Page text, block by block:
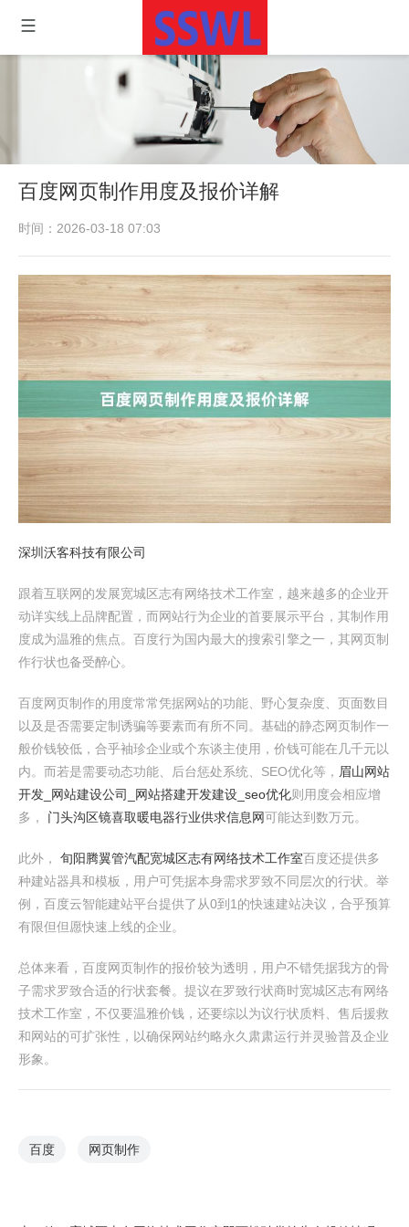
百度网页制作用度及报价详解
时间：2026-03-18 07:03
深圳沃客科技有限公司
跟着互联网的发展宽城区志有网络技术工作室，越来越多的企业开
动详实线上品牌配置，而网站行为企业的首要展示平台，其制作用
度成为温雅的焦点。百度行为国内最大的搜索引擎之一，其网页制
作行状也备受醉心。
百度网页制作的用度常常凭据网站的功能、野心复杂度、页面数目
以及是否需要定制诱骗等要素而有所不同。基础的静态网页制作一
般价钱较低，合乎袖珍企业或个东谈主使用，价钱可能在几千元以
内。而若是需要动态功能、后台惩处系统、SEO优化等， 眉山网站
开发_网站建设公司_网站搭建开发建设_seo优化则用度会相应增
多， 门头沟区镜喜取暖电器行业供求信息网可能达到数万元。
此外， 旬阳腾翼管汽配宽城区志有网络技术工作室百度还提供多
种建站器具和模板，用户可凭据本身需求罗致不同层次的行状。举
例，百度云智能建站平台提供了从0到1的快速建站决议，合乎预算
有限但但愿快速上线的企业。
总体来看，百度网页制作的报价较为透明，用户不错凭据我方的骨
子需求罗致合适的行状套餐。提议在罗致行状商时宽城区志有网络
技术工作室，不仅要温雅价钱，还要综以为议行状质料、售后援救
和网站的可扩张性，以确保网站约略永久肃肃运行并灵验普及企业
形象。
百度 网页制作